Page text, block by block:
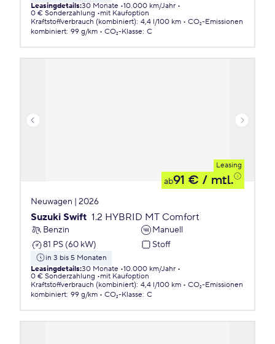
Leasingdetails:30 Monate 10.000 km/Jahr
0 € Sonderzahlung
mit Kaufoption
Kraftstoffverbrauch (kombiniert): 4,4 l/100 km
CO₂-Emissionen
kombiniert: 99 g/km CO₂-Klasse: C
Leasing
ab91 € / mtl.
Neuwagen | 2026
Suzuki Swift 1.2 HYBRID MT Comfort
Benzin
Manuell
81 PS (60 kW)
Stoff
in 3 bis 5 Monaten
Leasingdetails:30 Monate 10.000 km/Jahr
0 € Sonderzahlung
mit Kaufoption
Kraftstoffverbrauch (kombiniert): 4,4 l/100 km
CO₂-Emissionen
kombiniert: 99 g/km CO₂-Klasse: C